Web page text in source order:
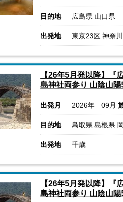
目的地 広島県 山口県
出発地 東京23区 神奈
【26年5月発以降】
島神社両参り 山陰山陽
出発月 2026年 09月
目的地 鳥取県 島根県
出発地 千歳
【26年5月発以降】
島神社両参り 山陰山陽